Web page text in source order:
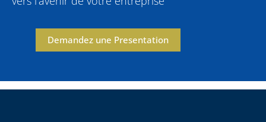
Demandez une Presentation